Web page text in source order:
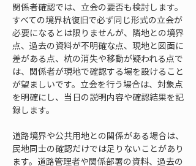
関係者確認では、立会の要否も検討します。
すべての境界杭復旧で必ず同じ形式の立会が
必要になるとは限りませんが、隣地との境界
点、過去の資料が不明確な点、現地と図面に
差がある点、杭の消失や移動が疑われる点で
は、関係者が現地で確認する場を設けること
が望ましいです。立会を行う場合は、対象点
を明確にし、当日の説明内容や確認結果を記
録します。
道路境界や公共用地との関係がある場合は、
民地同士の確認だけでは足りないことがあり
ます。道路管理者や関係部署の資料、過去の